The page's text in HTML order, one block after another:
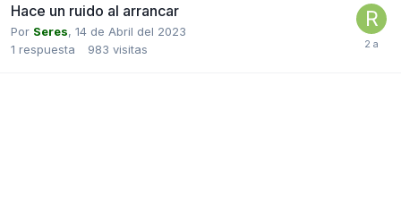
Hace un ruido al arrancar
Por Seres, 14 de Abril del 2023
1 respuesta 983 visitas